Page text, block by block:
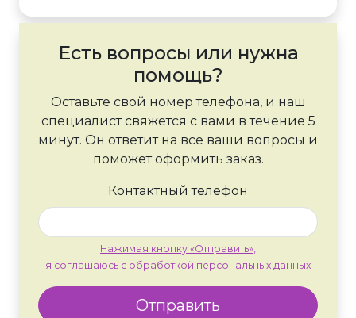
Есть вопросы или нужна
помощь?
Оставьте свой номер телефона, и наш
специалист свяжется с вами в течение 5
минут. Он ответит на все ваши вопросы и
поможет оформить заказ.
Контактный телефон
Нажимая кнопку «Отправить»,
я соглашаюсь с обработкой персональных данных
Отправить